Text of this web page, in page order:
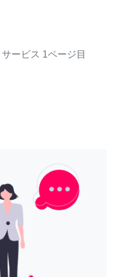
サービス 1ページ目